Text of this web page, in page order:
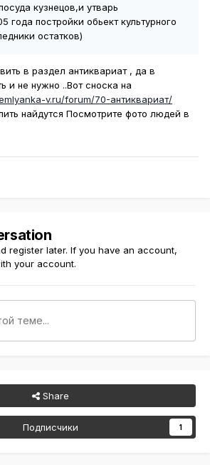
кузнецов,и утварь
года постройки обьект культурного
остатков)
в раздел антиквариат , да в
и не нужно ..Вот сноска на
v.ru/forum/70-антиквариат/
найдутся Посмотрите фото людей в
register later. If you have an account,
your account.
теме...
Share
Подписчики 1